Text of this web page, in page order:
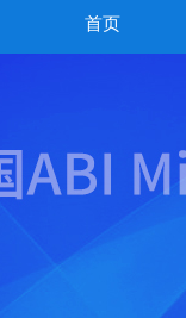
首页